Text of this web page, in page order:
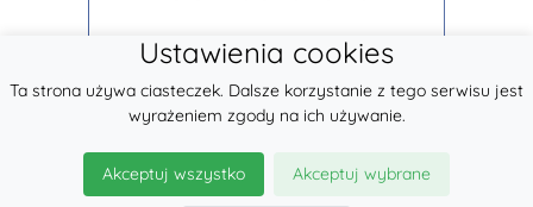
Ustawienia cookies
Ta strona używa ciasteczek. Dalsze korzystanie z tego serwisu jest
wyrażeniem zgody na ich używanie.
Akceptuj wszystko Akceptuj wybrane